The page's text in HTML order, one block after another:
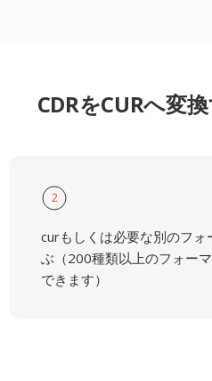
CDRをCURへ変
2
curもしくは必要な別のフォ
ぶ（200種類以上のフォー
できます）